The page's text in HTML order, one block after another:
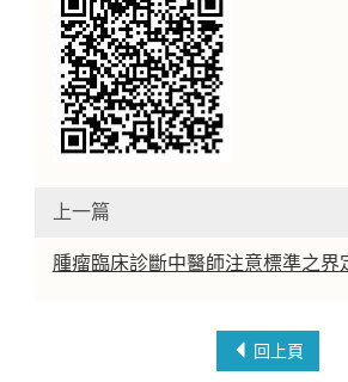
上一篇
腫瘤臨床診斷中醫師注意標準之界
回上頁